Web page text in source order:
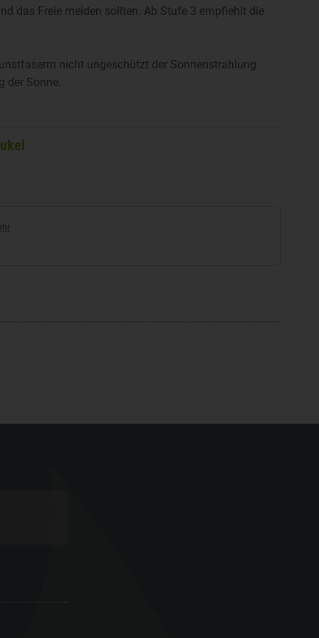
das Freie meiden sollten. Ab Stufe 3 empfiehlt die
nicht ungeschützt der Sonnenstrahlung
der Sonne.